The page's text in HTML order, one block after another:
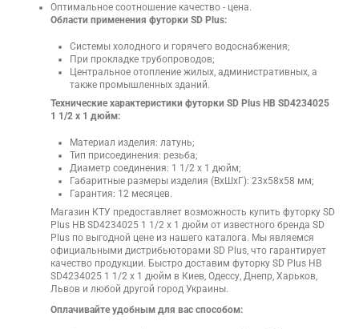
Оптимальное соотношение качество - цена.
Области применения футорки SD Plus:
Системы холодного и горячего водоснабжения;
При прокладке трубопроводов;
Центральное отопление жилых, административных, а
также промышленных зданий.
Технические характеристики футорки SD Plus НВ SD4234025
1 1/2 х 1 дюйм:
Материал изделия: латунь;
Тип присоединения: резьба;
Диаметр соединения: 1 1/2 х 1 дюйм;
Габаритные размеры изделия (ВхШхГ): 23х58х58 мм;
Гарантия: 12 месяцев.
Магазин КТУ предоставляет возможность купить футорку SD
Plus НВ SD4234025 1 1/2 х 1 дюйм от известного бренда SD
Plus по выгодной цене из нашего каталога. Мы являемся
официальными дистрибьюторами SD Plus, что гарантирует
качество продукции. Быстро доставим футорку SD Plus НВ
SD4234025 1 1/2 х 1 дюйм в Киев, Одессу, Днепр, Харьков,
Львов и любой другой город Украины.
Оплачивайте удобным для вас способом: